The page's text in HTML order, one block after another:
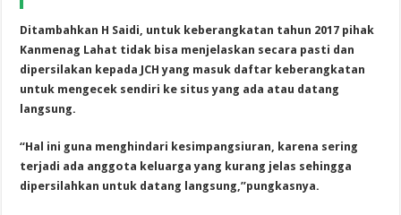
Ditambahkan H Saidi, untuk keberangkatan tahun 2017 pihak
Kanmenag Lahat tidak bisa menjelaskan secara pasti dan
dipersilakan kepada JCH yang masuk daftar keberangkatan
untuk mengecek sendiri ke situs yang ada atau datang
langsung.
“Hal ini guna menghindari kesimpangsiuran, karena sering
terjadi ada anggota keluarga yang kurang jelas sehingga
dipersilahkan untuk datang langsung,”pungkasnya.